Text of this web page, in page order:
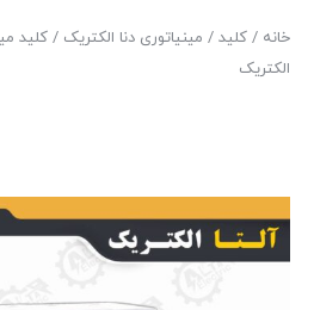
خانه / کلید / مینیاتوری دنا الکتریک
الکتریک